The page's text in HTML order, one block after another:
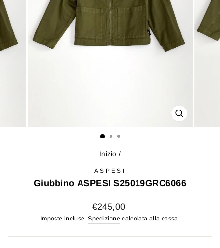
CHIUDI
(ESC)
Inizio /
ASPESI
Giubbino ASPESI S25019GRC6066
Prezzo
di
€245,00
Imposte incluse.Spedizionecalcolata alla cassa.